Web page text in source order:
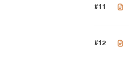
#11
#12